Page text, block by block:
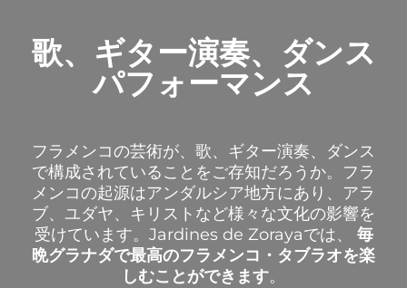
歌、ギター演奏、ダンス
パフォーマンス
フラメンコの芸術が、歌、ギター演奏、ダンス
で構成されていることをご存知だろうか。フラ
メンコの起源はアンダルシア地方にあり、アラ
ブ、ユダヤ、キリストなど様々な文化の影響を
受けています。 Jardines de Zorayaでは、 毎
晩グラナダで最高のフラメンコ・タブラオを楽
しむことができます。